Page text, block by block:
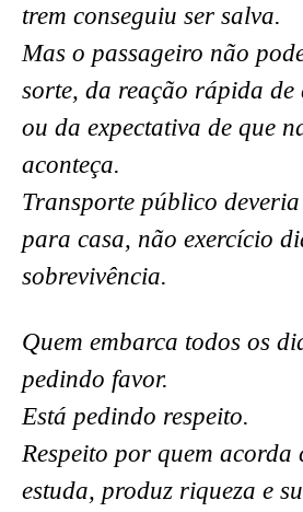
trem conseguiu ser salva.
Mas o passageiro não
sorte, da reação rápida de
ou da expectativa de que
aconteça.
Transporte público
para casa, não exercício
sobrevivência.
Quem embarca todos os
pedindo favor.
Está pedindo respeito.
Respeito por quem acorda
estuda, produz riqueza e